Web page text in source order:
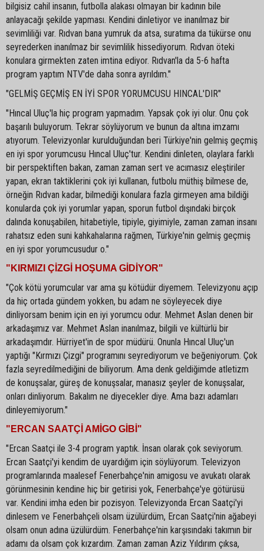
bilgisiz cahil insanın, futbolla alakası olmayan bir kadının bile
anlayacağı şekilde yapması. Kendini dinletiyor ve inanılmaz bir
sevimliliği var. Rıdvan bana yumruk da atsa, suratıma da tükürse onu
seyrederken inanılmaz bir sevimlilik hissediyorum. Rıdvan öteki
konulara girmekten zaten imtina ediyor. Rıdvan'la da 5-6 hafta
program yaptım NTV'de daha sonra ayrıldım."
"GELMİŞ GEÇMİŞ EN İYİ SPOR YORUMCUSU HINCAL'DIR"
"Hıncal Uluç'la hiç program yapmadım. Yapsak çok iyi olur. Onu çok
başarılı buluyorum. Tekrar söylüyorum ve bunun da altına imzamı
atıyorum. Televizyonlar kurulduğundan beri Türkiye'nin gelmiş geçmiş
en iyi spor yorumcusu Hıncal Uluç'tur. Kendini dinleten, olaylara farklı
bir perspektiften bakan, zaman zaman sert ve acımasız eleştiriler
yapan, ekran taktiklerini çok iyi kullanan, futbolu müthiş bilmese de,
örneğin Rıdvan kadar, bilmediği konulara fazla girmeyen ama bildiği
konularda çok iyi yorumlar yapan, sporun futbol dışındaki birçok
dalında konuşabilen, hitabetiyle, tipiyle, giyimiyle, zaman zaman insanı
rahatsız eden suni kahkahalarına rağmen, Türkiye'nin gelmiş geçmiş
en iyi spor yorumcusudur o."
"KIRMIZI ÇİZGİ HOŞUMA GİDİYOR"
"Çok kötü yorumcular var ama şu kötüdür diyemem. Televizyonu açıp
da hiç ortada gündem yokken, bu adam ne söyleyecek diye
dinliyorsam benim için en iyi yorumcu odur. Mehmet Aslan denen bir
arkadaşımız var. Mehmet Aslan inanılmaz, bilgili ve kültürlü bir
arkadaşımdır. Hürriyet'in de spor müdürü. Onunla Hıncal Uluç'un
yaptığı "Kırmızı Çizgi" programını seyrediyorum ve beğeniyorum. Çok
fazla seyredilmediğini de biliyorum. Ama denk geldiğimde atletizm
de konuşsalar, güreş de konuşsalar, manasız şeyler de konuşsalar,
onları dinliyorum. Bakalım ne diyecekler diye. Ama bazı adamları
dinleyemiyorum."
"ERCAN SAATÇİ AMİGO GİBİ"
"Ercan Saatçi ile 3-4 program yaptık. İnsan olarak çok seviyorum.
Ercan Saatçi'yi kendim de uyardığım için söylüyorum. Televizyon
programlarında maalesef Fenerbahçe'nin amigosu ve avukatı olarak
görünmesinin kendine hiç bir getirisi yok, Fenerbahçe'ye götürüsü
var. Kendini imha eden bir pozisyon. Televizyonda Ercan Saatçi'yi
dinlesem ve Fenerbahçeli olsam üzülürdüm, Ercan Saatçi'nin ağabeyi
olsam onun adına üzülürdüm. Fenerbahçe'nin karşısındaki takımın bir
adamı da olsam çok kızardım. Zaman zaman Aziz Yıldırım çıksa,